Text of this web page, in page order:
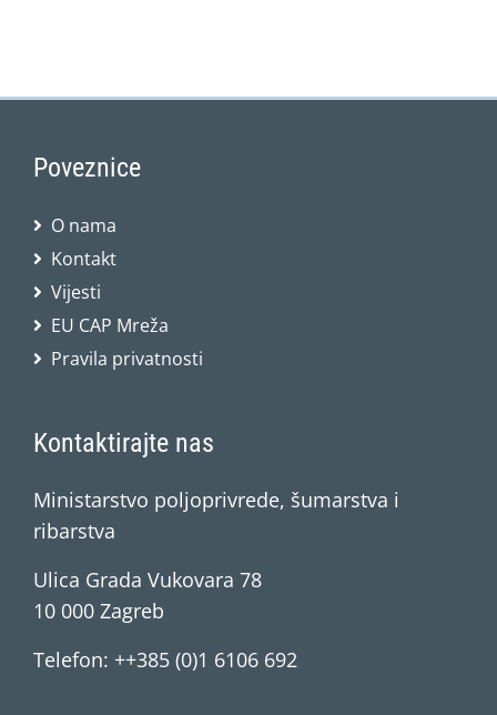
Poveznice
O nama
Kontakt
Vijesti
EU CAP Mreža
Pravila privatnosti
Kontaktirajte nas
Ministarstvo poljoprivrede, šumarstva i
ribarstva
Ulica Grada Vukovara 78
10 000 Zagreb
Telefon: ++385 (0)1 6106 692